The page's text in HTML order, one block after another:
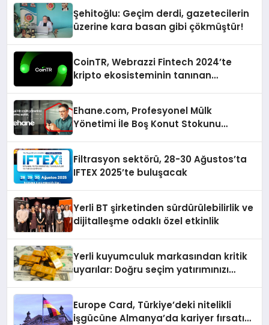
Şehitoğlu: Geçim derdi, gazetecilerin
üzerine kara basan gibi çökmüştür!
CoinTR, Webrazzi Fintech 2024’te
kripto ekosisteminin tanınan
Ehane.com, Profesyonel Mülk
Yönetimi İle Boş Konut Stokunu
Filtrasyon sektörü, 28-30 Ağustos’ta
IFTEX 2025’te buluşacak
Yerli BT şirketinden sürdürülebilirlik ve
dijitalleşme odaklı özel etkinlik
Yerli kuyumculuk markasından kritik
uyarılar: Doğru seçim yatırımınızı
Europe Card, Türkiye’deki nitelikli
işgücüne Almanya’da kariyer fırsatı